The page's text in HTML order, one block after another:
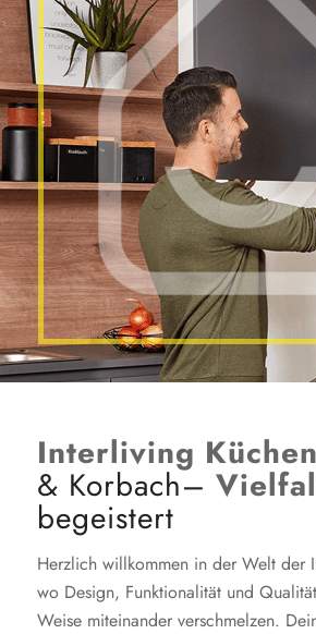
Interliving Küchen
& Korbach–
begeistert
Herzlich willkommen in der Welt der
wo Design, Funktionalität und
Weise miteinander verschmelzen.